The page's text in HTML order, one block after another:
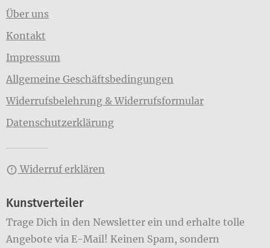
Über uns
Kontakt
Impressum
Allgemeine Geschäftsbedingungen
Widerrufsbelehrung & Widerrufsformular
Datenschutzerklärung
Widerruf erklären
Kunstverteiler
Trage Dich in den Newsletter ein und erhalte tolle
Angebote via E-Mail! Keinen Spam, sondern